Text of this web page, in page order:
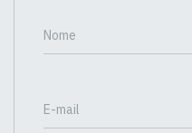
Nome
E-mail